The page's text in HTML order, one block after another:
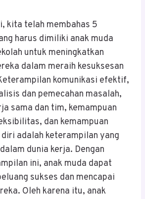
kita telah membahas 5
harus dimiliki anak muda
untuk meningkatkan
dalam meraih kesuksesan
komunikasi efektif,
dan pemecahan masalah,
sama dan tim, kemampuan
dan kemampuan
diri adalah keterampilan yang
dunia kerja. Dengan
ini, anak muda dapat
sukses dan mencapai
Oleh karena itu, anak